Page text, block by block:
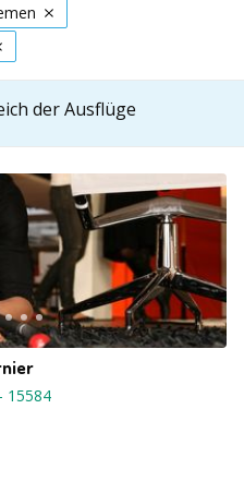
der Ausflüge
- 15584